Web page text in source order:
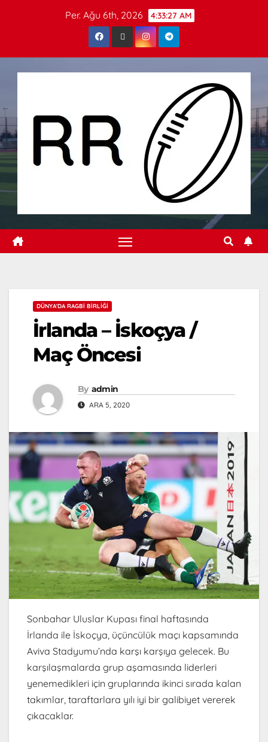
Per. Ağu 6th, 2026 4:33:28 AM
DÜNYA'DA RAGBI BIRLIĞI
İrlanda – İskoçya /
Maç Öncesi
By admin
ARA 5, 2020
Sonbahar Uluslar Kupası final haftasında
İrlanda ile İskoçya, üçüncülük maçı kapsamında
Aviva Stadyumu’nda karşı karşıya gelecek. Bu
karşılaşmalarda grup aşamasında liderleri
yenemedikleri için gruplarında ikinci sırada kalan
takımlar, taraftarlara yılı iyi bir galibiyet vererek
çıkacaklar.